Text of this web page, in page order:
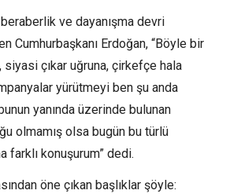
ve dayanışma devri
Cumhurbaşkanı Erdoğan, “Böyle bir
çıkar uğruna, çirkefçe hala
yürütmeyi ben şu anda
yanında üzerinde bulunan
olmamış olsa bugün bu türlü
farklı konuşurum” dedi.
öne çıkan başlıklar şöyle: